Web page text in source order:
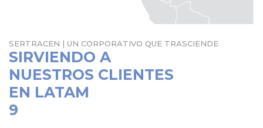
SERTRACEN | UN CORPORATIVO QUE TRASCIENDE
SIRVIENDO A
NUESTROS CLIENTES
EN LATAM
9